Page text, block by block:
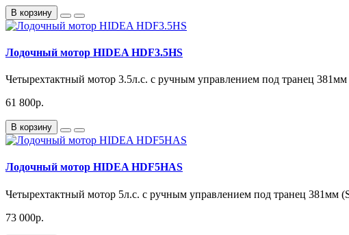
В корзину
Лодочный мотор HIDEA HDF3.5HS
Четырехтактный мотор 3.5л.с. с ручным управлением под транец
61 800р.
В корзину
Лодочный мотор HIDEA HDF5HAS
Четырехтактный мотор 5л.с. с ручным управлением под транец 381мм
73 000р.